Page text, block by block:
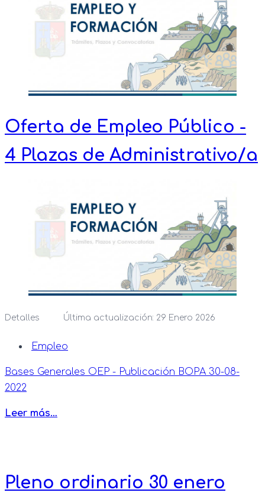
Oferta de Empleo Público -
4 Plazas de Administrativo/a
Detalles Última actualización: 29 Enero 2026
Empleo
Bases Generales OEP - Publicación BOPA 30-08-
2022
Leer más…
Pleno ordinario 30 enero